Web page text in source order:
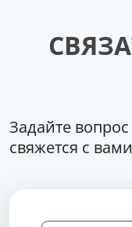
Задайте
свяжется с